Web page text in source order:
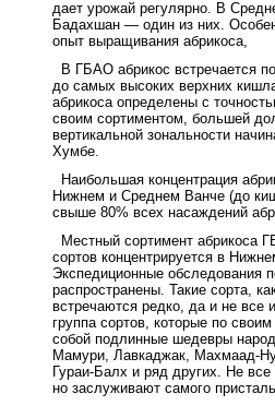
дает урожай регулярно. В
Бадахшан — один из них.
опыт выращивания абрикоса,
В ГБАО абрикос встречается
до самых высоких верхних
абрикоса определены с
своим сортиментом, большей
вертикальной зональности
Хумбе.
Наибольшая концентрация
Нижнем и Среднем Ванче (до
свыше 80% всех насаждений
Местный сортимент абрикоса
сортов концентрируется в
Экспедиционные обследования
распространены. Такие сорта,
встречаются редко, да и не все
группа сортов, которые по
собой подлинные шедевры
Мамури, Лавкаджак, Махмаад-
Гураи-Балх и ряд других. Не все
но заслуживают самого